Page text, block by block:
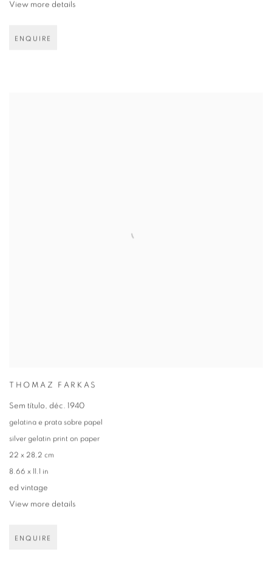
View more details
ENQUIRE
THOMAZ FARKAS
Sem título, déc. 1940
gelatina e prata sobre papel
silver gelatin print on paper
22 x 28,2 cm
8.66 x 11.1 in
ed vintage
View more details
ENQUIRE